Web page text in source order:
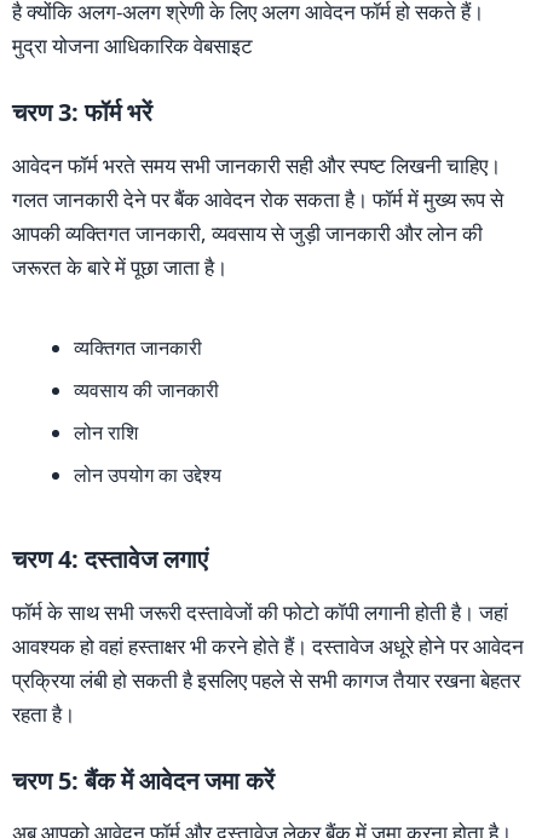
है क्योंकि अलग-अलग श्रेणी के लिए अलग आवेदन फॉर्म हो सकते हैं।
मुद्रा योजना आधिकारिक वेबसाइट
चरण 3: फॉर्म भरें
आवेदन फॉर्म भरते समय सभी जानकारी सही और स्पष्ट लिखनी चाहिए।
गलत जानकारी देने पर बैंक आवेदन रोक सकता है। फॉर्म में मुख्य रूप से
आपकी व्यक्तिगत जानकारी, व्यवसाय से जुड़ी जानकारी और लोन की
जरूरत के बारे में पूछा जाता है।
व्यक्तिगत जानकारी
व्यवसाय की जानकारी
लोन राशि
लोन उपयोग का उद्देश्य
चरण 4: दस्तावेज लगाएं
फॉर्म के साथ सभी जरूरी दस्तावेजों की फोटो कॉपी लगानी होती है। जहां
आवश्यक हो वहां हस्ताक्षर भी करने होते हैं। दस्तावेज अधूरे होने पर आवेदन
प्रक्रिया लंबी हो सकती है इसलिए पहले से सभी कागज तैयार रखना बेहतर
रहता है।
चरण 5: बैंक में आवेदन जमा करें